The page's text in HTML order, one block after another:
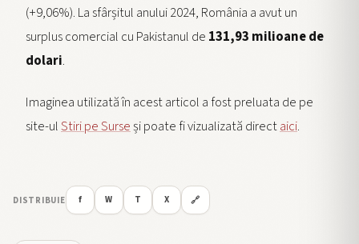
(+9,06%). La sfârșitul anului 2024, România a avut un
surplus comercial cu Pakistanul de 131,93 milioane de
dolari.
Imaginea utilizată în acest articol a fost preluata de pe
site-ulStiri pe Surseși poate fi vizualizată directaici.
DISTRIBUIE f W T X 🔗